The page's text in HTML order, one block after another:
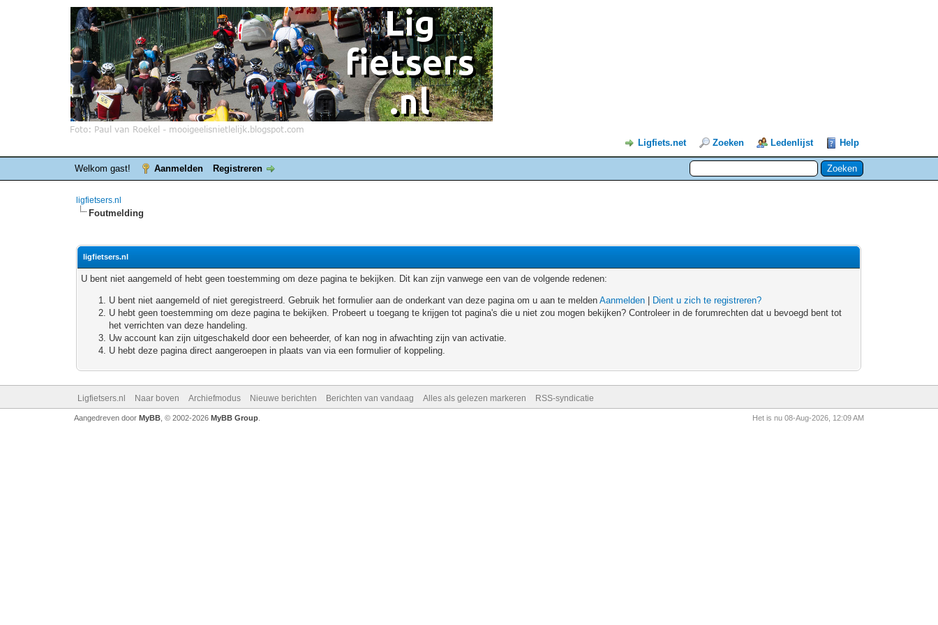
Ligfiets.net Zoeken Ledenlijst Help
Welkom gast! Aanmelden Registreren
ligfietsers.nl
Foutmelding
ligfietsers.nl
U bent niet aangemeld of hebt geen toestemming om deze pagina te bekijken. Dit kan zijn vanwege een van de volgende redenen:
U bent niet aangemeld of niet geregistreerd. Gebruik het formulier aan de onderkant van deze pagina om u aan te meldenAanmelden
Dient u zich te registreren?
U hebt geen toestemming om deze pagina te bekijken. Probeert u toegang te krijgen tot pagina's die u niet zou mogen bekijken? Controleer in de forumrechten dat u bevoegd bent tot
het verrichten van deze handeling.
Uw account kan zijn uitgeschakeld door een beheerder, of kan nog in afwachting zijn van activatie.
U hebt deze pagina direct aangeroepen in plaats van via een formulier of koppeling.
Ligfietsers.nl Naar boven Archiefmodus Nieuwe berichten Berichten van vandaag Alles als gelezen markeren RSS-syndicatie
Het is nu 08-Aug-2026, 12:09 AM
Aangedreven door MyBB, © 2002-2026 MyBB Group.